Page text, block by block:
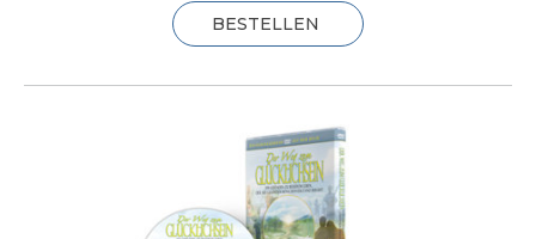
BESTELLEN